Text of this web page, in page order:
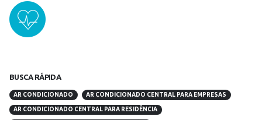
BUSCA RÁPIDA
AR CONDICIONADO AR CONDICIONADO CENTRAL PARA EMPRESAS
AR CONDICIONADO CENTRAL PARA RESIDÊNCIA